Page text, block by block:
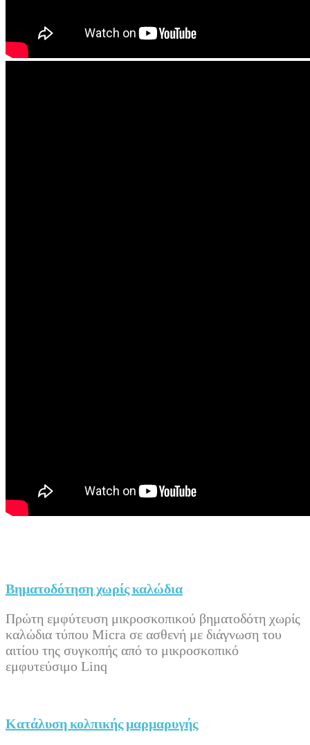
Βηματοδότηση χωρίς καλώδια
Πρώτη εμφύτευση μικροσκοπικού βηματοδότη χωρίς
καλώδια τύπου Micra σε ασθενή με διάγνωση του
αιτίου της συγκοπής από το μικροσκοπικό
εμφυτεύσιμο Linq
Κατάλυση κολπικής μαρμαρυγής